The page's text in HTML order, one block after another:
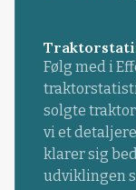
Følg med i
solgte
vi et
klarer sig
udviklingen